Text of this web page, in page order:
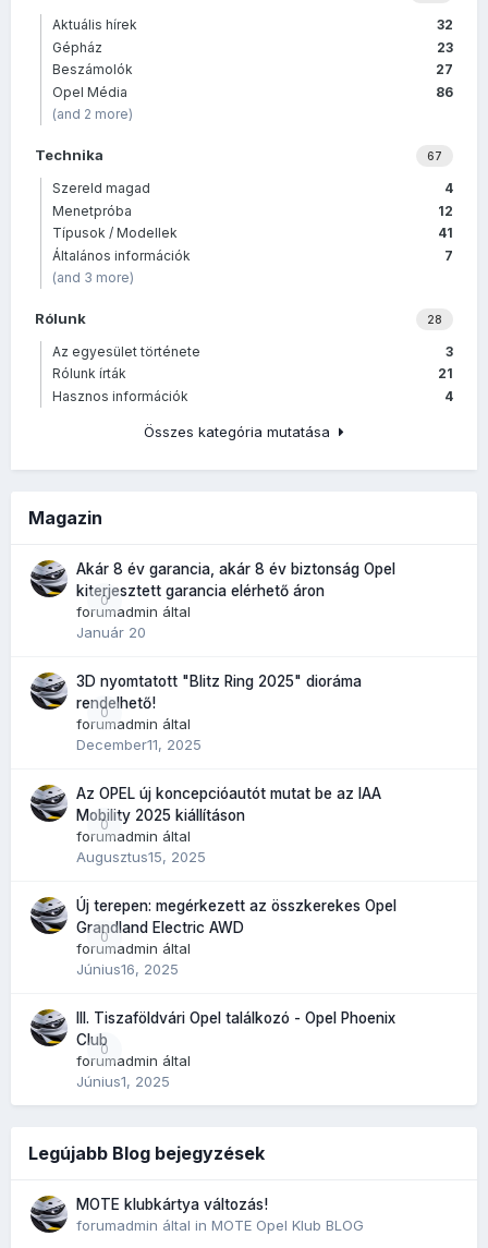
32
Aktuális hírek
23
Gépház
27
Beszámolók
86
Opel Média
(and 2 more)
67
Technika
4
Szereld magad
12
Menetpróba
41
Típusok / Modellek
7
Általános információk
(and 3 more)
28
Rólunk
3
Az egyesület története
21
Rólunk írták
4
Hasznos információk
Összes kategória mutatása
Magazin
0
Akár 8 év garancia, akár 8 év biztonság Opel
kiterjesztett garancia elérhető áron
forumadmin által
Január 20
0
3D nyomtatott "Blitz Ring 2025" dioráma
rendelhető!
forumadmin által
December11, 2025
0
Az OPEL új koncepcióautót mutat be az IAA
Mobility 2025 kiállításon
forumadmin által
Augusztus15, 2025
0
Új terepen: megérkezett az összkerekes Opel
Grandland Electric AWD
forumadmin által
Június16, 2025
0
III. Tiszaföldvári Opel találkozó - Opel Phoenix
Club
forumadmin által
Június1, 2025
Legújabb Blog bejegyzések
MOTE klubkártya változás!
forumadmin által in MOTE Opel Klub BLOG